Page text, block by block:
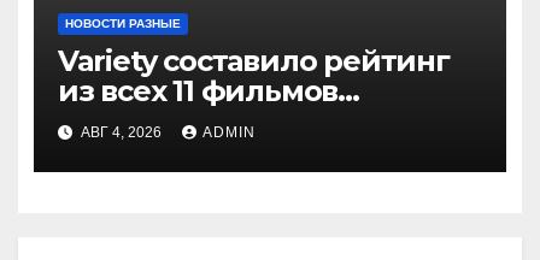
НОВОСТИ РАЗНЫЕ
Variety составило рейтинг
из всех 11 фильмов
о Человеке-пауке — от
худшего к лучшему
АВГ 4, 2026 ADMIN